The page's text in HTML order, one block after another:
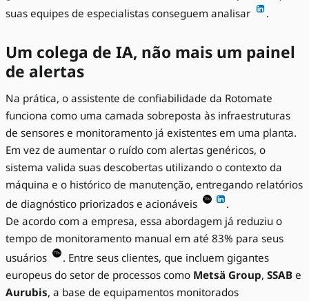
suas equipes de especialistas conseguem analisar
.
Um colega de IA, não mais um painel
de alertas
Na prática, o assistente de confiabilidade da Rotomate
funciona como uma camada sobreposta às infraestruturas
de sensores e monitoramento já existentes em uma planta.
Em vez de aumentar o ruído com alertas genéricos, o
sistema valida suas descobertas utilizando o contexto da
máquina e o histórico de manutenção, entregando relatórios
de diagnóstico priorizados e acionáveis
.
De acordo com a empresa, essa abordagem já reduziu o
tempo de monitoramento manual em até 83% para seus
usuários
. Entre seus clientes, que incluem gigantes
europeus do setor de processos como Metsä Group, SSAB e
Aurubis, a base de equipamentos monitorados